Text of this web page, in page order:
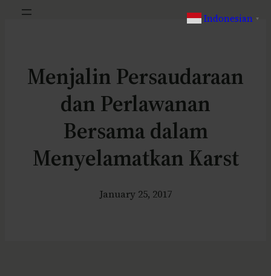
Menjalin Persaudaraan
dan Perlawanan
Bersama dalam
Menyelamatkan Karst
January 25, 2017
Indonesian ▼